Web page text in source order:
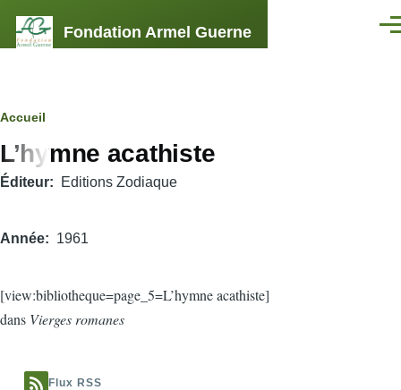
Fondation Armel Guerne
Fil
d'Ariane
Accueil
L’hymne acathiste
Éditeur Editions Zodiaque
Année 1961
[view:bibliotheque=page_5=L’hymne acathiste]
dans Vierges romanes
Flux RSS